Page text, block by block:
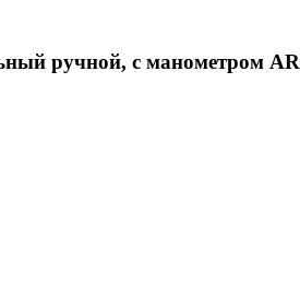
ручной, с манометром